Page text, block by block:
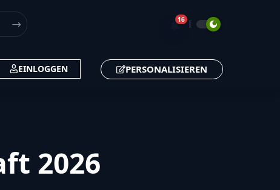
🔔16
EINLOGGEN PERSONALISIEREN
2026